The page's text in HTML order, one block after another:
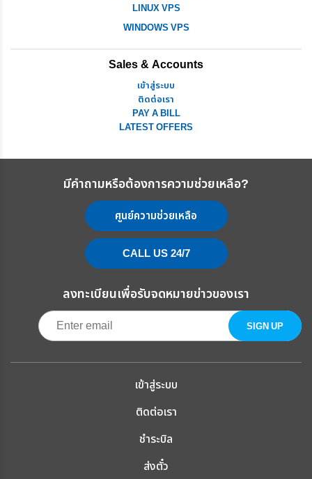
LINUX VPS
WINDOWS VPS
Sales & Accounts
เข้าสู่ระบบ
ติดต่อเรา
PAY A BILL
LATEST OFFERS
มีคำถามหรือต้องการความช่วยเหลือ?
ศูนย์ความช่วยเหลือ
CALL US 24/7
ลงทะเบียนเพื่อรับจดหมายข่าวของเรา
เข้าสู่ระบบ
ติดต่อเรา
ชำระบิล
ส่งตั๋ว